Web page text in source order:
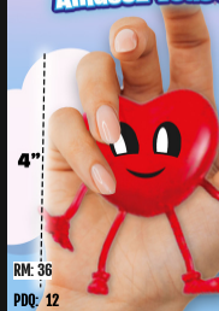
RM: 36
PDQ: 12